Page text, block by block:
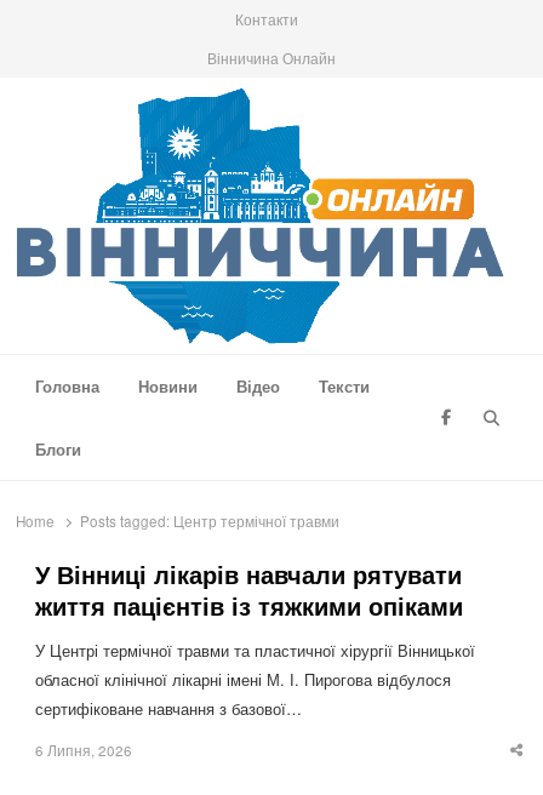
Контакти
Вінничина Онлайн
Головна
Новини Відео Тексти
Блоги
Home Posts tagged: Центр термічної травми
У Вінниці лікарів навчали рятувати
життя пацієнтів із тяжкими опіками
У Центрі термічної травми та пластичної хірургії Вінницької
обласної клінічної лікарні імені М. І. Пирогова відбулося
сертифіковане навчання з базової…
6 Липня, 2026